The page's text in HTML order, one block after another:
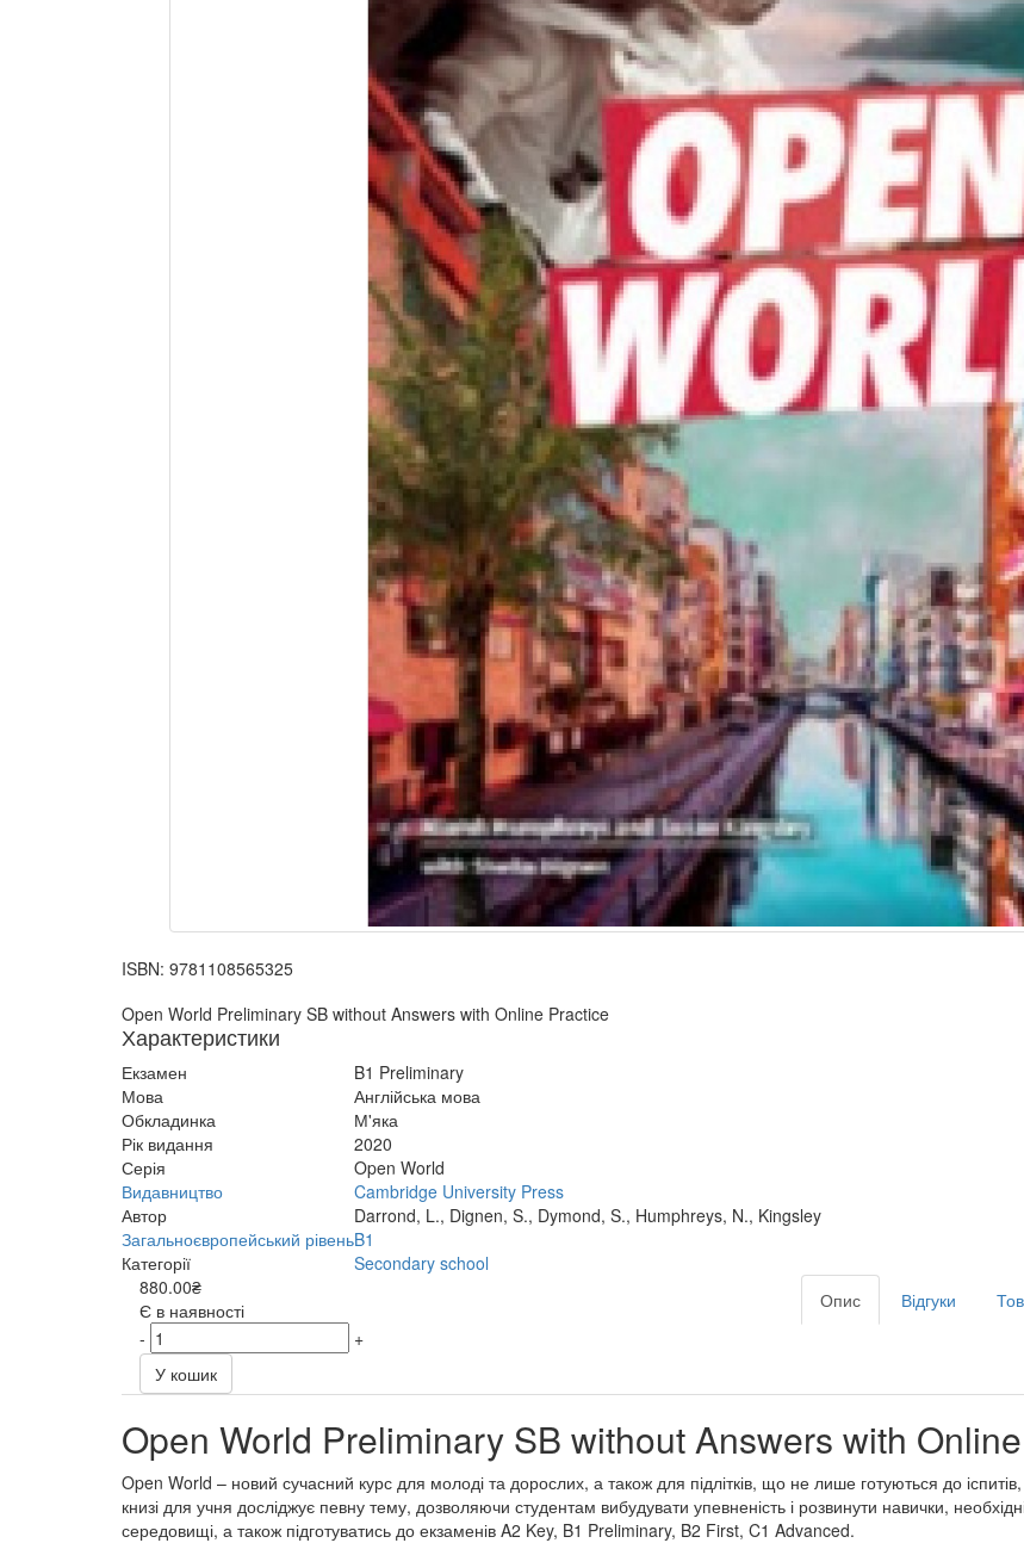
ISBN: 9781108565325
Open World Preliminary SB without Answers with Online Practice
Характеристики
Екзамен
B1 Preliminary
Мова
Англійська мова
Обкладинка
М'яка
Рік видання
2020
Серія
Open World
Видавництво
Cambridge University Press
Автор
Darrond, L., Dignen, S., Dymond, S., Humphreys, N., Kingsley
Загальноєвропейський рівеньB1
Категорії
Secondary school
880.00₴
Є в наявності
-
+
У кошик
Опис Відгуки
Open World Preliminary SB without Answers with
Open World – новий сучасний курс для молоді та дорослих, а також для підлітків, що не лише готуються до
книзі для учня досліджує певну тему, дозволяючи студентам вибудувати упевненість і розвинути навички,
середовищі, а також підготуватись до екзаменів A2 Key, B1 Preliminary, B2 First, C1 Advanced.